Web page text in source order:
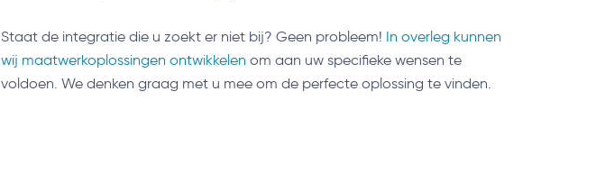
Staat de integratie die u zoekt er niet bij? Geen probleem! In overleg kunnen
wij maatwerkoplossingen ontwikkelen om aan uw specifieke wensen te
voldoen. We denken graag met u mee om de perfecte oplossing te vinden.